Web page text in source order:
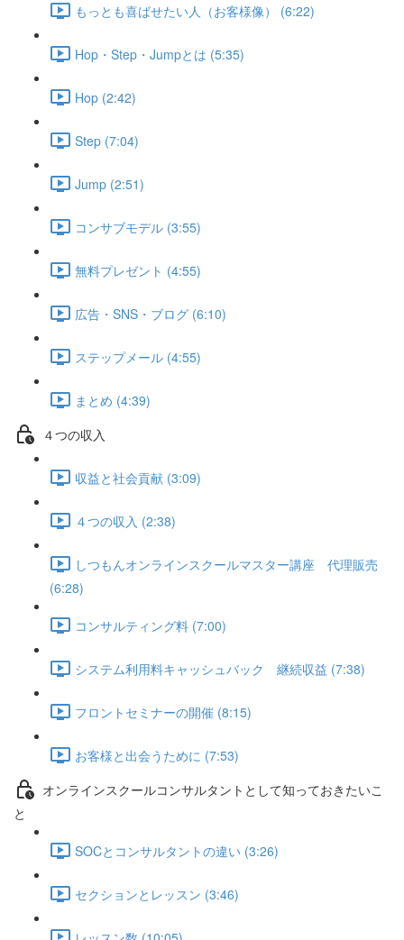
もっとも喜ばせたい人（お客様像） (6:22)
Hop・Step・Jumpとは (5:35)
Hop (2:42)
Step (7:04)
Jump (2:51)
コンサブモデル (3:55)
無料プレゼント (4:55)
広告・SNS・ブログ (6:10)
ステップメール (4:55)
まとめ (4:39)
４つの収入
収益と社会貢献 (3:09)
４つの収入 (2:38)
しつもんオンラインスクールマスター講座 代理販売
(6:28)
コンサルティング料 (7:00)
システム利用料キャッシュバック 継続収益 (7:38)
フロントセミナーの開催 (8:15)
お客様と出会うために (7:53)
オンラインスクールコンサルタントとして知っておきたいこ
と
SOCとコンサルタントの違い (3:26)
セクションとレッスン (3:46)